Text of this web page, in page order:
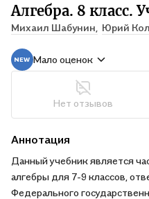
Алгебра. 8 класс.
Михаил Шабунин, Юрий
Мало оценок
Нет отзывов
Аннотация
Данный учебник является
алгебры для 7-9 классов,
Федерального